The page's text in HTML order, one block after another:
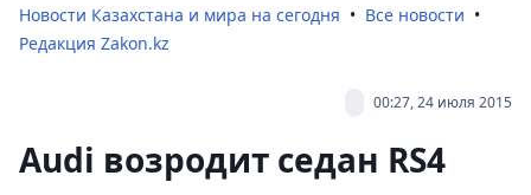
Новости Казахстана и мира на сегодня
Все новости
Редакция Zakon.kz
00:27, 24 июля 2015
Audi возродит седан RS4